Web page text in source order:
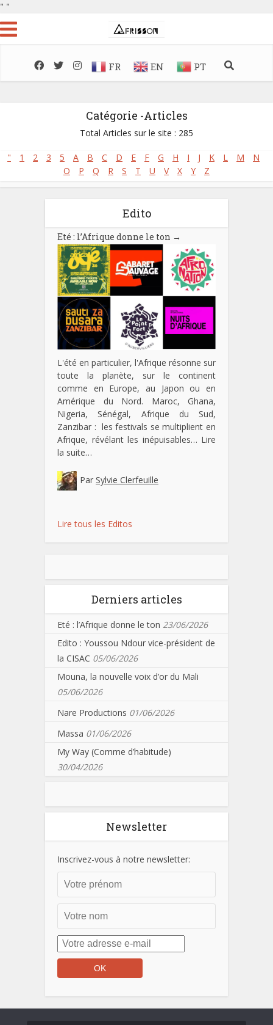
" "
FR EN PT
Catégorie -Articles
Total Articles sur le site : 285
" 1 2 3 5 A B C D E F G H I J K L M
N
O
P Q R S T U V X Y Z
Edito
Eté : l’Afrique donne le ton →
L'été en particulier, l'Afrique résonne sur
toute la planète, sur le continent
comme en Europe, au Japon ou en
Amérique du Nord. Maroc, Ghana,
Nigeria, Sénégal, Afrique du Sud,
Zanzibar : les festivals se multiplient en
Afrique, révélant les inépuisables… Lire
la suite…
Par Sylvie Clerfeuille
Lire tous les Editos
Derniers articles
Eté : l’Afrique donne le ton 23/06/2026
Edito : Youssou Ndour vice-président de
la CISAC 05/06/2026
Mouna, la nouvelle voix d’or du Mali
05/06/2026
Nare Productions 01/06/2026
Massa 01/06/2026
My Way (Comme d’habitude)
30/04/2026
Newsletter
Inscrivez-vous à notre newsletter: